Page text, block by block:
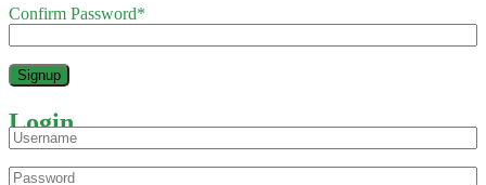
Confirm Password*
Login